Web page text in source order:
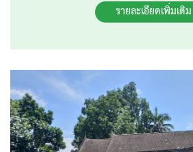
รายละเอียดเพิ่มเติม